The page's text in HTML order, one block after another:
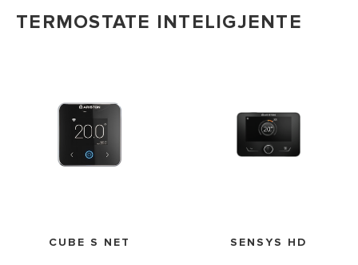
TERMOSTATE INTELIGJENTE
CUBE S NET SENSYS HD